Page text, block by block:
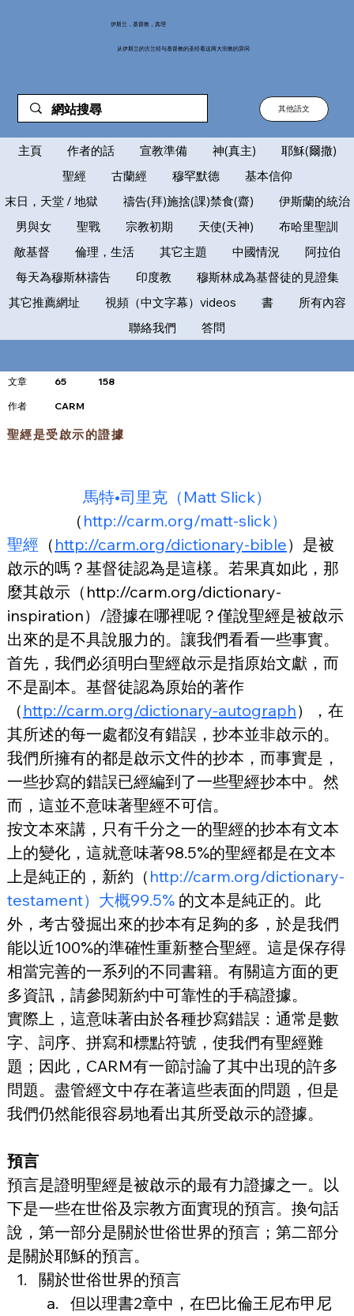
伊斯兰，基督教，真理
从伊斯兰的古兰经与基督教的圣经看这两大宗教的异同
其他語文
主頁 作者的話 宣教準備 神(真主)
耶穌(爾撒)
聖經
古蘭經 穆罕默德
基本信仰
末日，天堂 / 地獄
禱告(拜)施捨(課)禁食(齋)
伊斯蘭的統治
男與女
聖戰 宗教初期 天使(天神)
布哈里聖訓
敵基督
倫理，生活 其它主題 中國情況
阿拉伯
每天為穆斯林禱告
印度教
穆斯林成為基督徒的見證集
其它推薦網址
視頻（中文字幕）videos 書
所有內容
聯絡我們
答問
文章 65 158
​作者 CARM
聖經是受啟示的證據
馬特•司里克（Matt Slick）
（ http://carm.org/matt-slick）
聖經 （ http://carm.org/dictionary-bible）是被
啟示的嗎？基督徒認為是這樣。若果真如此，那
麼其啟示（http://carm.org/dictionary-
inspiration）/證據在哪裡呢？僅說聖經是被啟示
出來的是不具說服力的。讓我們看看一些事實。
首先，我們必須明白聖經啟示是指原始文獻，而
不是副本。基督徒認為原始的著作
（ http://carm.org/dictionary-autograph），在
其所述的每一處都沒有錯誤，抄本並非啟示的。
我們所擁有的都是啟示文件的抄本，而事實是，
一些抄寫的錯誤已經編到了一些聖經抄本中。然
而，這並不意味著聖經不可信。
按文本來講，只有千分之一的聖經的抄本有文本
上的變化，這就意味著98.5%的聖經都是在文本
上是純正的，新約（ http://carm.org/dictionary-
testament）大概99.5% 的文本是純正的。此
外，考古發掘出來的抄本有足夠的多，於是我們
能以近100%的準確性重新整合聖經。這是保存得
相當完善的一系列的不同書籍。有關這方面的更
多資訊，請參閱新約中可靠性的手稿證據。
實際上，這意味著由於各種抄寫錯誤：通常是數
字、詞序、拼寫和標點符號，使我們有聖經難
題；因此，CARM有一節討論了其中出現的許多
問題。盡管經文中存在著這些表面的問題，但是
我們仍然能很容易地看出其所受啟示的證據。
預言
預言是證明聖經是被啟示的最有力證據之一。以
下是一些在世俗及宗教方面實現的預言。換句話
說，第一部分是關於世俗世界的預言；第二部分
是關於耶穌的預言。
關於世俗世界的預言
但以理書2章中，在巴比倫王尼布甲尼